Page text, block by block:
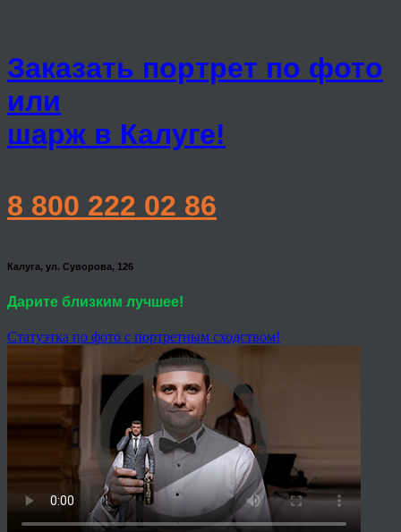
Заказать портрет по фото
или
шарж в Калуге!
8 800 222 02 86
Калуга, ул. Суворова, 126
Дарите близким лучшее!
Статуэтка по фото с портретным сходством!